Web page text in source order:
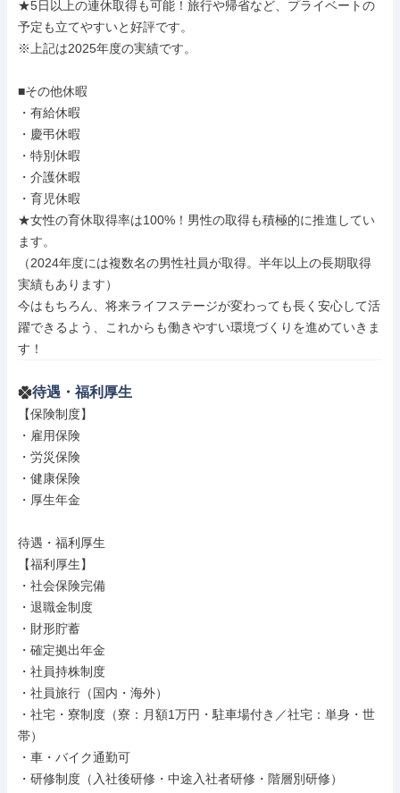
★5日以上の連休取得も可能！旅行や帰省など、プライベートの
予定も立てやすいと好評です。
※上記は2025年度の実績です。
■その他休暇
・有給休暇
・慶弔休暇
・特別休暇
・介護休暇
・育児休暇
★女性の育休取得率は100%！男性の取得も積極的に推進してい
ます。
（2024年度には複数名の男性社員が取得。半年以上の長期取得
実績もあります）
今はもちろん、将来ライフステージが変わっても長く安心して活
躍できるよう、これからも働きやすい環境づくりを進めていきま
す！
待遇・福利厚生
【保険制度】
・雇用保険
・労災保険
・健康保険
・厚生年金
待遇・福利厚生
【福利厚生】
・社会保険完備
・退職金制度
・財形貯蓄
・確定拠出年金
・社員持株制度
・社員旅行（国内・海外）
・社宅・寮制度（寮：月額1万円・駐車場付き／社宅：単身・世
帯）
・車・バイク通勤可
・研修制度（入社後研修・中途入社者研修・階層別研修）